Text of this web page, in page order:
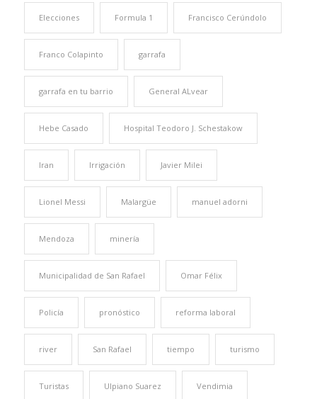
Elecciones Formula 1 Francisco Cerúndolo
Franco Colapinto garrafa
garrafa en tu barrio General ALvear
Hebe Casado Hospital Teodoro J. Schestakow
Iran Irrigación Javier Milei
Lionel Messi Malargüe manuel adorni
Mendoza minería
Municipalidad de San Rafael Omar Félix
Policía pronóstico reforma laboral
river San Rafael tiempo turismo
Turistas Ulpiano Suarez Vendimia